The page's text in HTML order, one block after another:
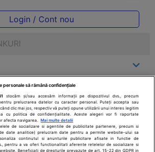
Login / Cont nou
personale să rămână confidențiale
stocăm și/sau accesăm informații pe dispozitivul dvs., precum
prelucrarea datelor cu caracter personal. Puteți accepta sau
clic mai jos, respectiv vă puteți opune utilizării unui interes legitim
cu politica de confidențialitate. Aceste alegeri vor fi raportate
afecta navigarea.
Mai multe detalii
de socializare si agentiile de publicitate partenere, precum si
date analitice) prelucram date pentru a permite website-ului sa
continutul si anunturile publicitare afisate in functie de
pentru a va oferi functionalitati aferente retelelor de socializare si
Beneficiati de drepturile prevazute de art. 15-22 din GDPR in